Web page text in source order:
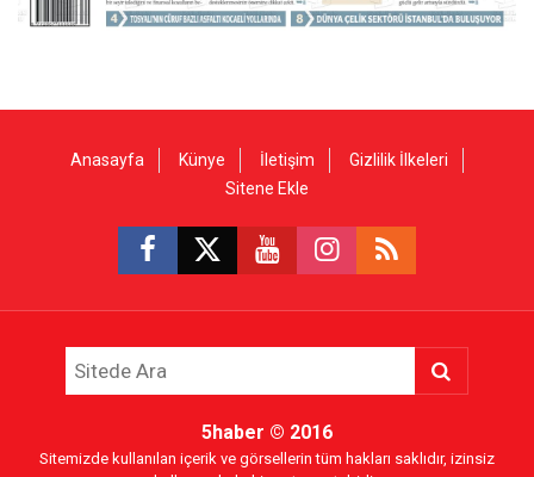
Anasayfa Künye İletişim
Gizlilik İlkeleri
Sitene Ekle
5haber © 2016
Sitemizde kullanılan içerik ve görsellerin tüm hakları saklıdır, izinsiz